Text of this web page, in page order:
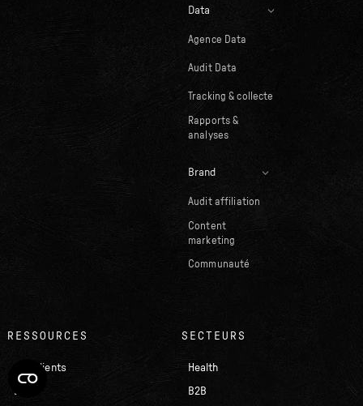
Data
Agence Data
Audit Data
Tracking & collecte
Rapports &
analyses
Brand
Audit affiliation
Content
marketing
Communauté
RESSOURCES
Cas clients
Blog
SECTEURS
Health
B2B